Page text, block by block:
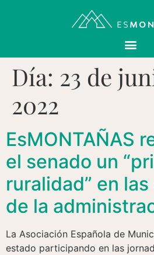
Día: 23 de
2022
EsMONTAÑAS
el senado un
ruralidad” en
de la
La Asociación Española de
estado participando en las